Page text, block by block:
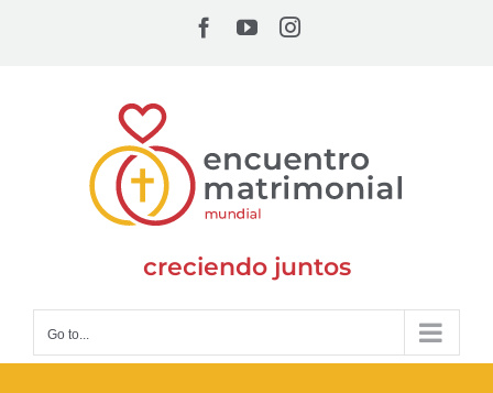
Facebook
YouTubeInstagram
creciendo juntos
Go to...